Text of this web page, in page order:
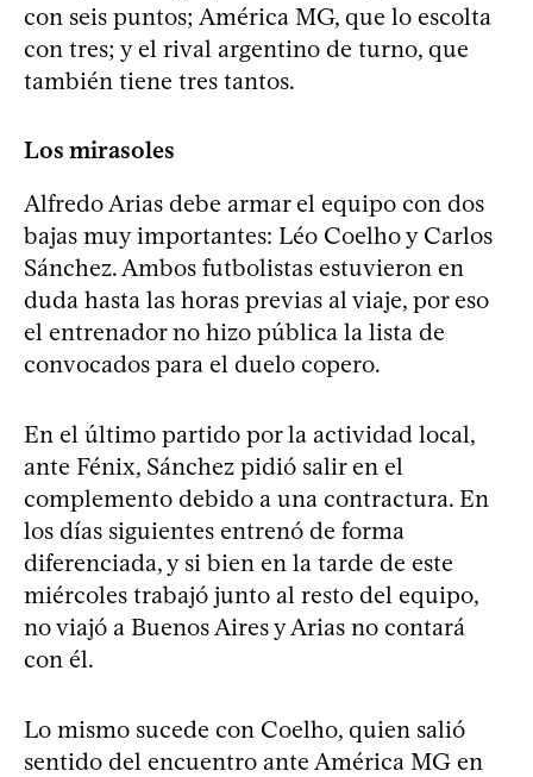
con seis puntos; América MG, que lo escolta
con tres; y el rival argentino de turno, que
también tiene tres tantos.
Los mirasoles
Alfredo Arias debe armar el equipo con dos
bajas muy importantes: Léo Coelho y Carlos
Sánchez. Ambos futbolistas estuvieron en
duda hasta las horas previas al viaje, por eso
el entrenador no hizo pública la lista de
convocados para el duelo copero.
En el último partido por la actividad local,
ante Fénix, Sánchez pidió salir en el
complemento debido a una contractura. En
los días siguientes entrenó de forma
diferenciada, y si bien en la tarde de este
miércoles trabajó junto al resto del equipo,
no viajó a Buenos Aires y Arias no contará
con él.
Lo mismo sucede con Coelho, quien salió
sentido del encuentro ante América MG en